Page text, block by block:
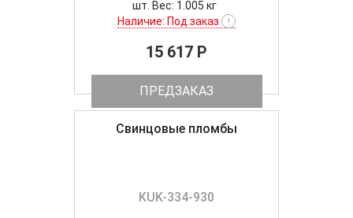
шт. Вес: 1.005 кг
Наличие: Под заказ
!
15 617 P
ПРЕДЗАКАЗ
Свинцовые пломбы
KUK-334-930